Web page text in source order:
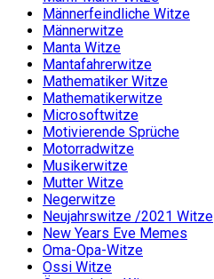
Männerfeindliche Witze
Männerwitze
Manta Witze
Mantafahrerwitze
Mathematiker Witze
Mathematikerwitze
Microsoftwitze
Motivierende Sprüche
Motorradwitze
Musikerwitze
Mutter Witze
Negerwitze
Neujahrswitze /2021 Witze
New Years Eve Memes
Oma-Opa-Witze
Ossi Witze